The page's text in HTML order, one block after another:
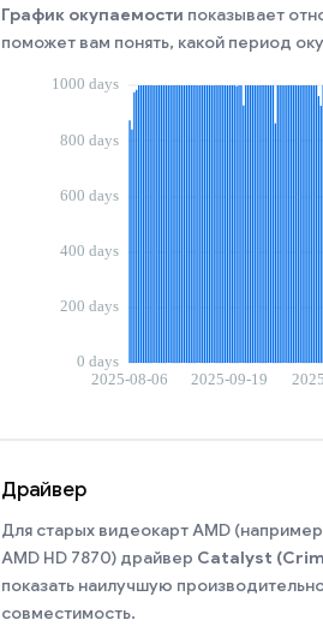
График окупаемости показывает
поможет вам понять, какой период
Драйвер
Для старых видеокарт AMD
AMD HD 7870) драйвер Catalyst
показать наилучшую
совместимость.